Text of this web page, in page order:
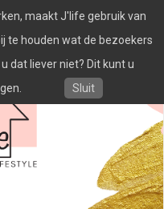
maakt J'life gebruik van
te houden wat de bezoekers
dat liever niet? Dit kunt u
Sluit